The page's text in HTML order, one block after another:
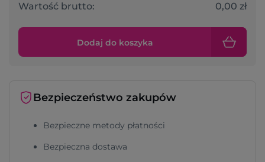
Wartość brutto: 0,00 zł
Dodaj do koszyka
Bezpieczeństwo zakupów
Bezpieczne metody płatności
Bezpieczna dostawa